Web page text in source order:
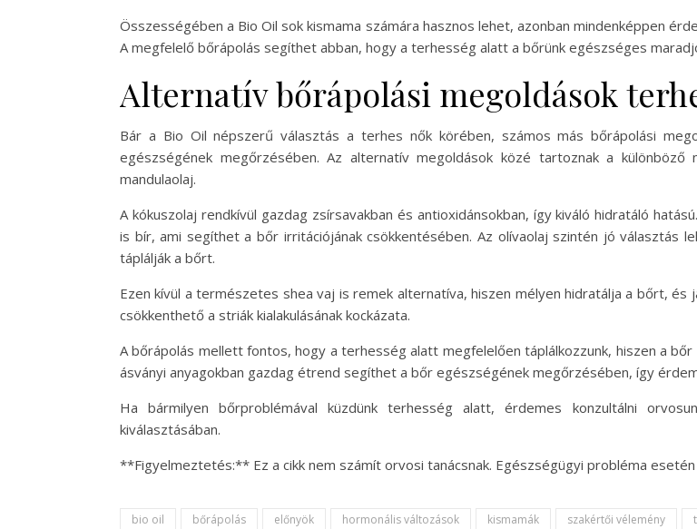
Összességében a Bio Oil sok kismama számára hasznos lehet, azonban mindenképpen
A megfelelő bőrápolás segíthet abban, hogy a terhesség alatt a bőrünk egészséges
Alternatív bőrápolási megoldások
Bár a Bio Oil népszerű választás a terhes nők körében, számos más bőrápolási
egészségének megőrzésében. Az alternatív megoldások közé tartoznak a
mandulaolaj.
A kókuszolaj rendkívül gazdag zsírsavakban és antioxidánsokban, így kiváló hidratáló
is bír, ami segíthet a bőr irritációjának csökkentésében. Az olívaolaj szintén jó választás
táplálják a bőrt.
Ezen kívül a természetes shea vaj is remek alternatíva, hiszen mélyen hidratálja a bőrt, és
csökkenthető a striák kialakulásának kockázata.
A bőrápolás mellett fontos, hogy a terhesség alatt megfelelően táplálkozzunk, hiszen a
ásványi anyagokban gazdag étrend segíthet a bőr egészségének megőrzésében, így
Ha bármilyen bőrproblémával küzdünk terhesség alatt, érdemes konzultálni
kiválasztásában.
**Figyelmeztetés:** Ez a cikk nem számít orvosi tanácsnak. Egészségügyi probléma
bio oil bőrápolás előnyök hormonális változások kismamák szakértői vélemény